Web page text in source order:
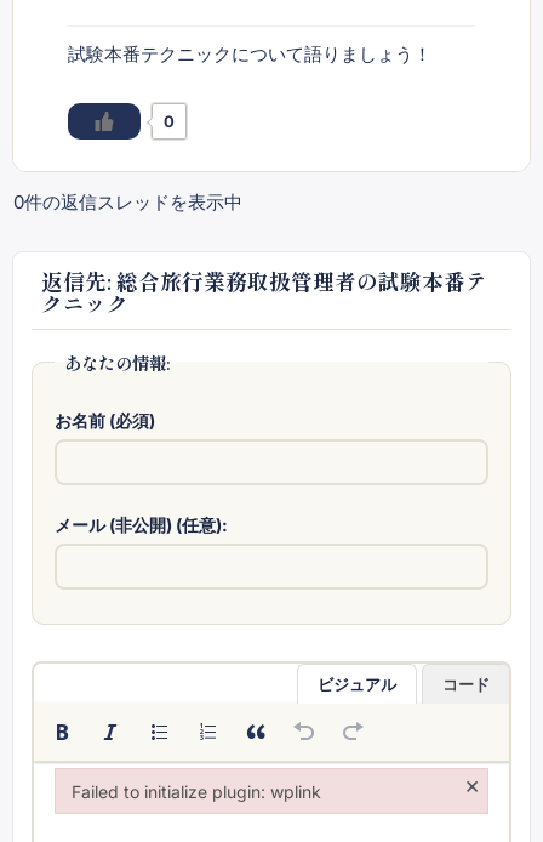
試験本番テクニックについて語りましょう！
0
0件の返信スレッドを表示中
返信先: 総合旅行業務取扱管理者の試験本番テ
クニック
あなたの情報:
お名前 (必須)
メール (非公開) (任意):
ビジュアル コード
Failed to initialize plugin: wplink ×
Failed to initialize plugin: wplink